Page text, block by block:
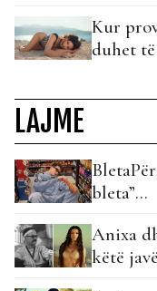
Kur
duhet të
LAJME
bleta”…
Anixa
këtë